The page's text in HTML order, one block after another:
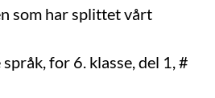
som har splittet vårt
for 6. klasse, del 1, #